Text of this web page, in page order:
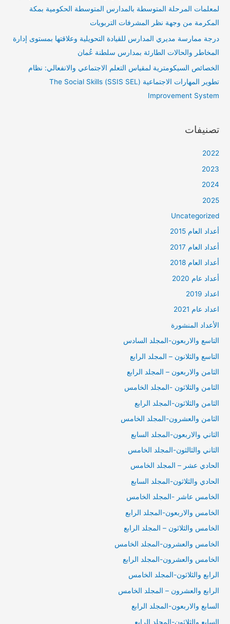
لمعلمات المرحلة المتوسطة بالمدارس المتوسطة الحكومية بمكة
المكرمة من وجهة نظر المشرفات التربويات
درجة ممارسة مديري المدارس للقيادة التحويلية وعلاقتها بمستوى إدارة
المخاطر والحالات الطارئة بمدارس سلطنة عُمان
الخصائص السيكومترية لمقياس التعلم الاجتماعي والانفعالي: نظام
تطوير المهارات الاجتماعية (SSIS SEL) The Social Skills
Improvement System
تصنيفات
2022
2023
2024
2025
Uncategorized
أعداد العام 2015
أعداد العام 2017
أعداد العام 2018
أعداد عام 2020
اعداد 2019
اعداد عام 2021
الأعداد المنشورة
التاسع والاربعون-المجلد السادس
التاسع والثلانون – المجلد الرابع
الثامن والاربعون – المجلد الرابع
الثامن والثلاثون -المجلد الخامس
الثامن والثلاثون-المجلد الرابع
الثامن والعشرون-المجلد الخامس
الثاني والاربعون-المجلد السابع
الثاني والثالثون-المجلد الخامس
الحادي عشر – المجلد الخامس
الحادي والثلاثون-المجلد السابع
الخامس عاشر -المجلد الخامس
الخامس والاربعون-المجلد الرابع
الخامس والثلاثون – المجلد الرابع
الخامس والعشرون-المجلد الخامس
الخامس والعشرون-المجلد الرابع
الرابع والثلاثون-المجلد الخامس
الرابع والعشرون – المجلد الخامس
السابع والاربعون-المجلد الرابع
السابع والثلاثون-المجلد الرابع